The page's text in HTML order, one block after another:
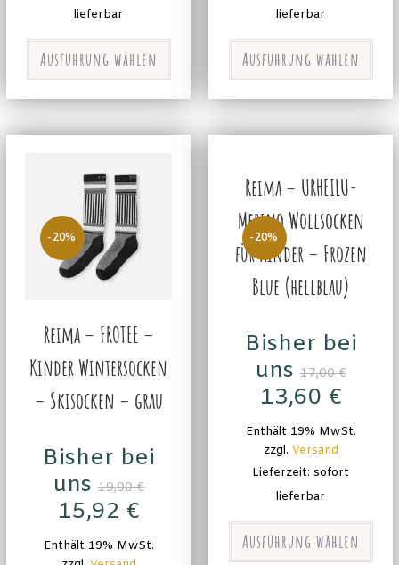
lieferbar
Ausführung wählen
lieferbar
Ausführung wählen
-20%
Reima – FROTEE –
Kinder Wintersocken
– Skisocken – grau
Bisher bei
uns 19,90€
15,92 €
Enthält 19% MwSt.
-20%
Reima – URHEILU-
Merino Wollsocken
für Kinder – Frozen
Blue (hellblau)
Bisher bei
uns 17,00€
13,60 €
Enthält 19% MwSt.
zzgl. Versand
Lieferzeit: sofort
lieferbar
Ausführung wählen